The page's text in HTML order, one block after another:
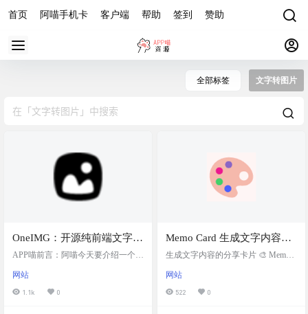
首页 阿喵手机卡 客户端 帮助 签到 赞助
全部标签 文字转图片
OneIMG：开源纯前端文字转
图片工具，提供了多种预设
预览图并导出为图片
APP喵前言：阿喵今天要介绍一个超
是一个纯前端实现的文字转图片应
用，你可以通过它输入文本和图
网站
1.1k 0
Memo Card 生成文字内容的
分享卡片
生成文字内容的分享卡片 🎨 MemoC
用于你日常书摘、笔记、备忘等内
容的分享。 💡 你可以在这里输入文
网站
522 0